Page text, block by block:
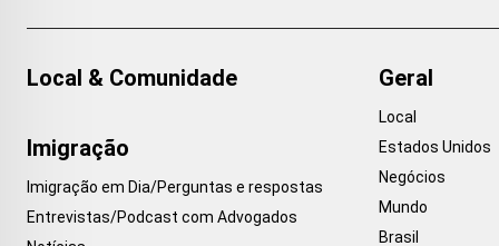
Local & Comunidade
Imigração
Imigração em Dia/Perguntas e respostas
Entrevistas/Podcast com Advogados
Geral
Local
Estados Unidos
Negócios
Mundo
Brasil